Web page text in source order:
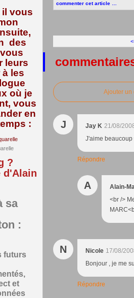
il vous
des
leurs
les
où je
vous
en
:
?
d'Alain
sa
:
futurs
et
commenter cet article
Ajouter un
J Jay K 21/08/
J'aime beaucoup
Répondre
A Alain-
<br />
N Nicole 17/08/
Bonjour , je me
Répondre